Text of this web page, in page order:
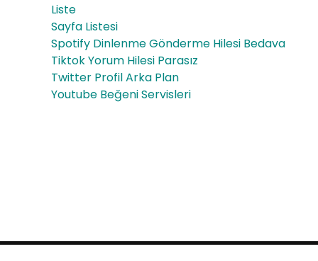
Liste
Sayfa Listesi
Spotify Dinlenme Gönderme Hilesi Bedava
Tiktok Yorum Hilesi Parasız
Twitter Profil Arka Plan
Youtube Beğeni Servisleri